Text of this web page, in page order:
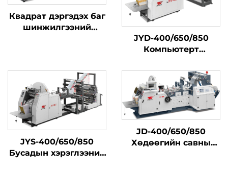
Квадрат дэргэдэх баг
шинжилгээний
JYD-400/650/850
Компьютерт
хурдан шар бүстэй
цахилгаан сумын
бичиг бана бий
болгох машины
JYS-400/650/850
Бусадын хэрэглээний
JD-400/650/850
Хөдөөгийн савны